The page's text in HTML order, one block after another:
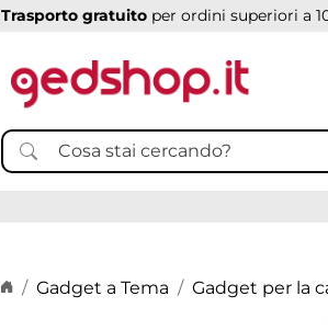
Trasporto gratuito per ordini superiori a
Home page
Gadget a Tema Gadget per la